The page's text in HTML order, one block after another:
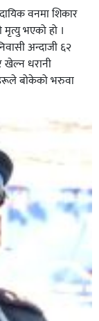
बन्छ :
पाल्पाको
वनमा शिकार
भएको हो ।
अन्दाजी ६२
खेल्न धरानी
बोकेको भरुवा